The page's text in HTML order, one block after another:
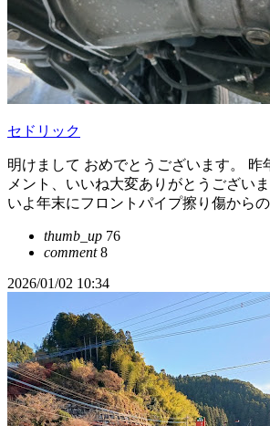
セドリック
明けまして おめでとうございます。 昨
メント、いいね大変ありがとうござい
いよ年末にフロントパイプ擦り傷から
thumb_up 76
comment8
2026/01/02 10:34